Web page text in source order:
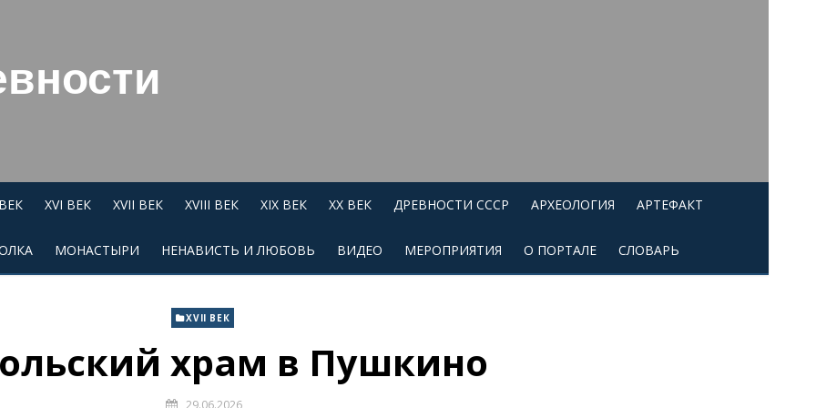
XVI ВЕК XVII ВЕК XVIII ВЕК XIX ВЕК XX ВЕК ДРЕВНОСТИ СССР АРХЕОЛОГИЯ АРТЕФАКТ
МОНАСТЫРИ НЕНАВИСТЬ И ЛЮБОВЬ ВИДЕО МЕРОПРИЯТИЯ О ПОРТАЛЕ СЛОВАРЬ
XVII ВЕК
храм в Пушкино
29.06.2026